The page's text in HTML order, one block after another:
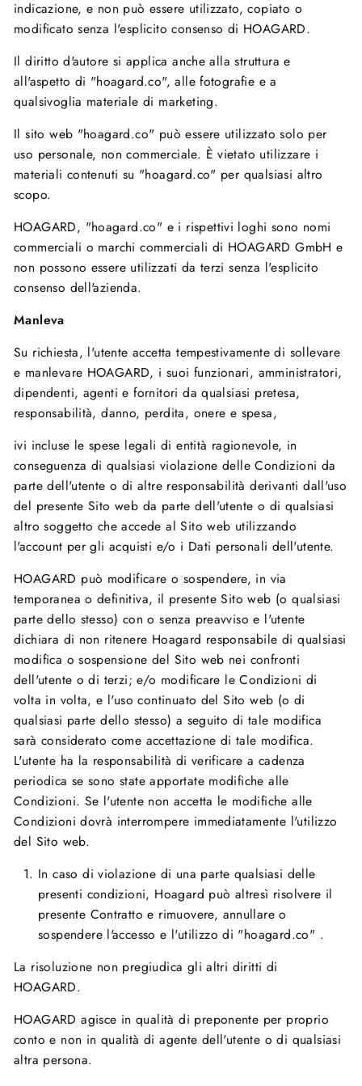
indicazione, e non può essere utilizzato, copiato o
modificato senza l'esplicito consenso di HOAGARD.
Il diritto d'autore si applica anche alla struttura e
all'aspetto di "hoagard.co", alle fotografie e a
qualsivoglia materiale di marketing.
Il sito web "hoagard.co" può essere utilizzato solo per
uso personale, non commerciale. È vietato utilizzare i
materiali contenuti su "hoagard.co" per qualsiasi altro
scopo.
HOAGARD, "hoagard.co" e i rispettivi loghi sono nomi
commerciali o marchi commerciali di HOAGARD GmbH e
non possono essere utilizzati da terzi senza l'esplicito
consenso dell'azienda.
Manleva
Su richiesta, l'utente accetta tempestivamente di sollevare
e manlevare HOAGARD, i suoi funzionari, amministratori,
dipendenti, agenti e fornitori da qualsiasi pretesa,
responsabilità, danno, perdita, onere e spesa,
ivi incluse le spese legali di entità ragionevole, in
conseguenza di qualsiasi violazione delle Condizioni da
parte dell'utente o di altre responsabilità derivanti dall'uso
del presente Sito web da parte dell'utente o di qualsiasi
altro soggetto che accede al Sito web utilizzando
l'account per gli acquisti e/o i Dati personali dell'utente.
HOAGARD può modificare o sospendere, in via
temporanea o definitiva, il presente Sito web (o qualsiasi
parte dello stesso) con o senza preavviso e l'utente
dichiara di non ritenere Hoagard responsabile di qualsiasi
modifica o sospensione del Sito web nei confronti
dell'utente o di terzi; e/o modificare le Condizioni di
volta in volta, e l'uso continuato del Sito web (o di
qualsiasi parte dello stesso) a seguito di tale modifica
sarà considerato come accettazione di tale modifica.
L'utente ha la responsabilità di verificare a cadenza
periodica se sono state apportate modifiche alle
Condizioni. Se l'utente non accetta le modifiche alle
Condizioni dovrà interrompere immediatamente l'utilizzo
del Sito web.
In caso di violazione di una parte qualsiasi delle
presenti condizioni, Hoagard può altresì risolvere il
presente Contratto e rimuovere, annullare o
sospendere l'accesso e l'utilizzo di "hoagard.co" .
La risoluzione non pregiudica gli altri diritti di
HOAGARD.
HOAGARD agisce in qualità di preponente per proprio
conto e non in qualità di agente dell'utente o di qualsiasi
altra persona.